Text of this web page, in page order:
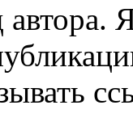
автора.